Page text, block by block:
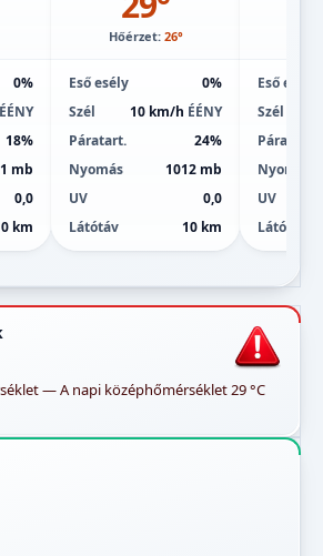
0%
ÉÉNY
18%
mb
0,0
km
Hőérzet: 26°
Eső esély
0%
Szél
10 km/h ÉÉNY
Páratart.
24%
Nyomás
1012 mb
UV
0,0
Látótáv
10 km
Eső esély
Szél
Páratart.
Nyomás
UV
Látótáv
— A napi középhőmérséklet 29 °C